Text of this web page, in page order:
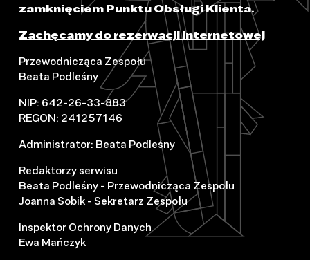
zamknięciem Punktu Obsługi Klienta.
Zachęcamy do rezerwacji internetowej
Przewodnicząca Zespołu
Beata Podleśny
NIP: 642-26-33-883
REGON: 241257146
Administrator: Beata Podleśny
Redaktorzy serwisu
Beata Podleśny - Przewodnicząca Zespołu
Joanna Sobik - Sekretarz Zespołu
Inspektor Ochrony Danych
Ewa Mańczyk